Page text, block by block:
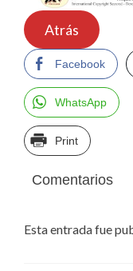
Atrás
Facebook
WhatsApp
Print
Comentarios
Esta entrada fue